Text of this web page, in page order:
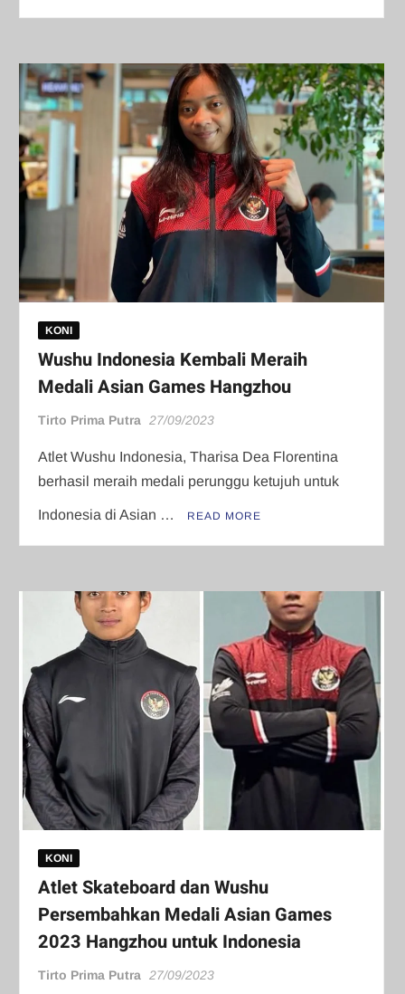
KONI
Wushu Indonesia Kembali Meraih
Medali Asian Games Hangzhou
Tirto Prima Putra 27/09/2023
Atlet Wushu Indonesia, Tharisa Dea Florentina
berhasil meraih medali perunggu ketujuh untuk
Indonesia di Asian … READ MORE
KONI
Atlet Skateboard dan Wushu
Persembahkan Medali Asian Games
2023 Hangzhou untuk Indonesia
Tirto Prima Putra 27/09/2023